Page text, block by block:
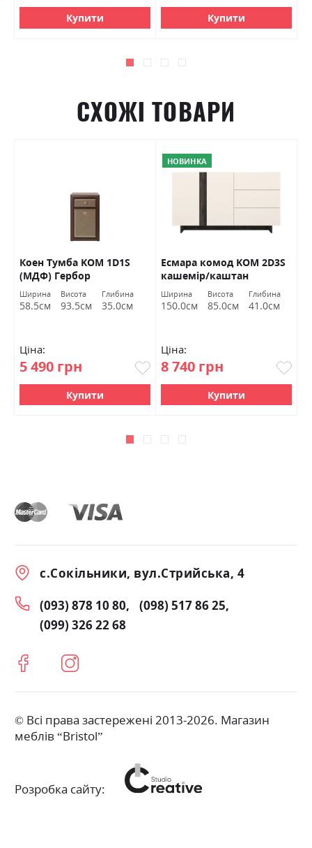
Купити Купити
СХОЖІ ТОВАРИ
Коен Тумба KOM 1D1S
(МДФ) Гербор
Ширина
58.5см
Висота
93.5см
Глибина
35.0см
Ціна:
5 490 грн
Купити
НОВИНКА
Есмара комод KOM 2D3S
кашемір/каштан
арвадонна мінк Гербор
Ширина
150.0см
Висота
85.0см
Глибина
41.0см
Ціна:
8 740 грн
Купити
с.Сокільники, вул.Стрийська, 4
(093) 878 10 80
(098) 517 86 25
(099) 326 22 68
© Всі права застережені 2013-2026. Магазин
меблів “Bristol”
Розробка сайту: